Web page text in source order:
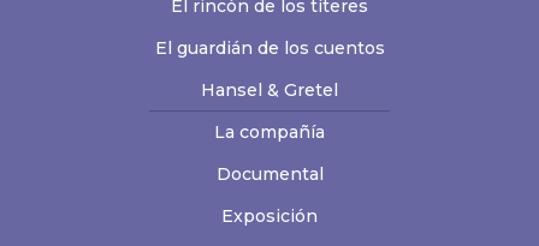
El rincón de los títeres
El guardián de los cuentos
Hansel & Gretel
La compañía
Documental
Exposición